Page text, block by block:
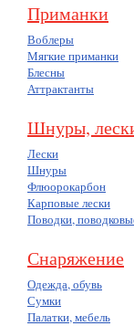
Приманки
Воблеры
Мягкие приманки
Блесны
Аттрактанты
Шнуры,
Лески
Шнуры
Флюорокарбон
Карповые лески
Поводки,
Снаряжение
Одежда, обувь
Сумки
Палатки, мебель